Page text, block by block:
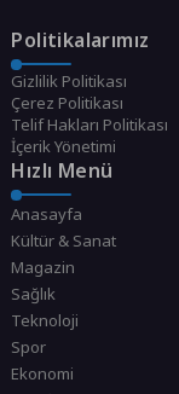
Politikalarımız
Gizlilik Politikası
Çerez Politikası
Telif Hakları Politikası
İçerik Yönetimi
Hızlı Menü
Anasayfa
Kültür & Sanat
Magazin
Sağlık
Teknoloji
Spor
Ekonomi